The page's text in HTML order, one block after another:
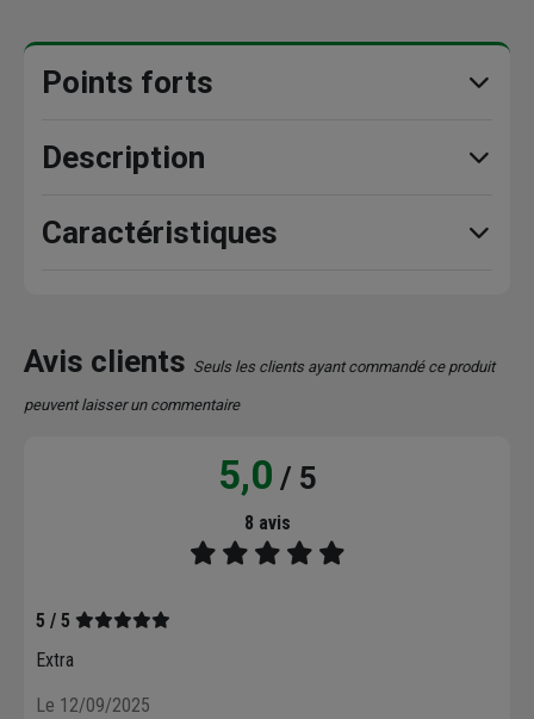
Points forts
Description
Caractéristiques
Avis clients Seuls les clients ayant commandé ce produit
peuvent laisser un commentaire
5,0 / 5
8 avis
5 / 5
Extra
Le 12/09/2025